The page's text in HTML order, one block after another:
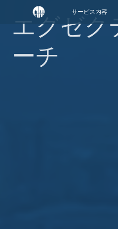
サービス内容
エグゼク
ーチ